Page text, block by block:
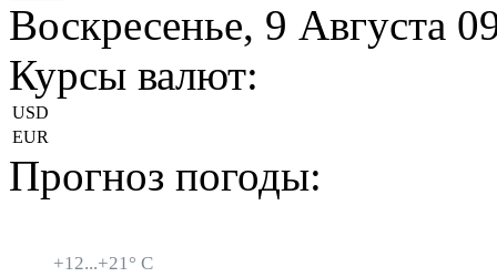
Воскресенье, 9 Августа
Курсы валют:
USD
EUR
Прогноз погоды:
+12...+21° C